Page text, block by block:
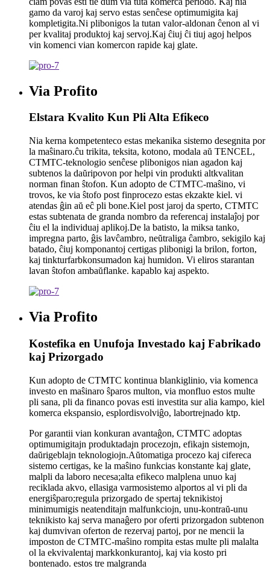
gamo da varoj kaj servo estas senĉese optimumigita kaj
kompletigita.Ni plibonigos la tutan valor-aldonan ĉenon al vi
per kvalitaj produktoj kaj servoj.Kaj ĉiuj ĉi tiuj agoj helpos
vin komenci vian komercon rapide kaj glate.
Via Profito
Elstara Kvalito Kun Pli Alta Efikeco
Nia kerna kompetenteco estas mekanika sistemo desegnita por
la maŝinaro.ĉu trikita, teksita, kotono, modala aŭ TENCEL,
CTMTC-teknologio senĉese plibonigos nian agadon kaj
subtenos la daŭripovon por helpi vin produkti altkvalitan
norman finan ŝtofon. Kun adopto de CTMTC-maŝino, vi
trovos, ke via ŝtofo post finprocezo estas ekzakte kiel. vi
atendas ĝin aŭ eĉ pli bone.Kiel post jaroj da sperto, CTMTC
estas subtenata de granda nombro da referencaj instalaĵoj por
ĉiu el la individuaj aplikoj.De la batisto, la miksa tanko,
impregna parto, ĝis lavĉambro, neŭtraliga ĉambro, sekigilo kaj
batado, ĉiuj komponantoj certigas plibonigi la brilon, forton,
kaj tinkturfarbkonsumadon kaj humidon. Vi eliros starantan
lavan ŝtofon ambaŭflanke. kapablo kaj aspekto.
Via Profito
Kostefika en Unufoja Investado kaj Fabrikado
kaj Prizorgado
Kun adopto de CTMTC kontinua blankiglinio, via komenca
investo en maŝinaro ŝparos multon, via monfluo estos multe
pli sana, pli da financo povas esti investita sur alia kampo, kiel
komerca ekspansio, esplordisvolviĝo, labortrejnado ktp.
Por garantii vian konkuran avantaĝon, CTMTC adoptas
optimumigitajn produktadajn procezojn, efikajn sistemojn,
daŭrigeblajn teknologiojn.Aŭtomatiga procezo kaj cifereca
sistemo certigas, ke la maŝino funkcias konstante kaj glate,
malpli da laboro necesa;alta efikeco malplena unuo kaj
reciklada akvo, ellasiga varmosistemo alportos al vi pli da
energiŝparo;regula prizorgado de spertaj teknikistoj
minimumigis neatenditajn malfunkciojn, unu-kontraŭ-unu
teknikisto kaj serva manaĝero por oferti prizorgadon subtenon
kaj dumvivan oferton de rezervaj partoj, por ne mencii la
imposton de CTMTC-maŝino rompita estas multe pli malalta
ol la ekvivalentaj markkonkurantoj, kaj via kosto pri
bontenado. estos tre malgranda